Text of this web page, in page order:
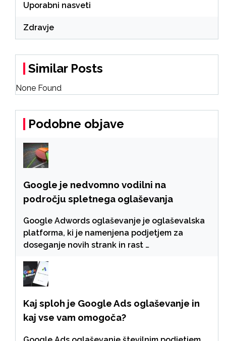
Uporabni nasveti
Zdravje
Similar Posts
None Found
Podobne objave
Google je nedvomno vodilni na
področju spletnega oglaševanja
Google Adwords oglaševanje je oglaševalska
platforma, ki je namenjena podjetjem za
doseganje novih strank in rast …
Kaj sploh je Google Ads oglaševanje in
kaj vse vam omogoča?